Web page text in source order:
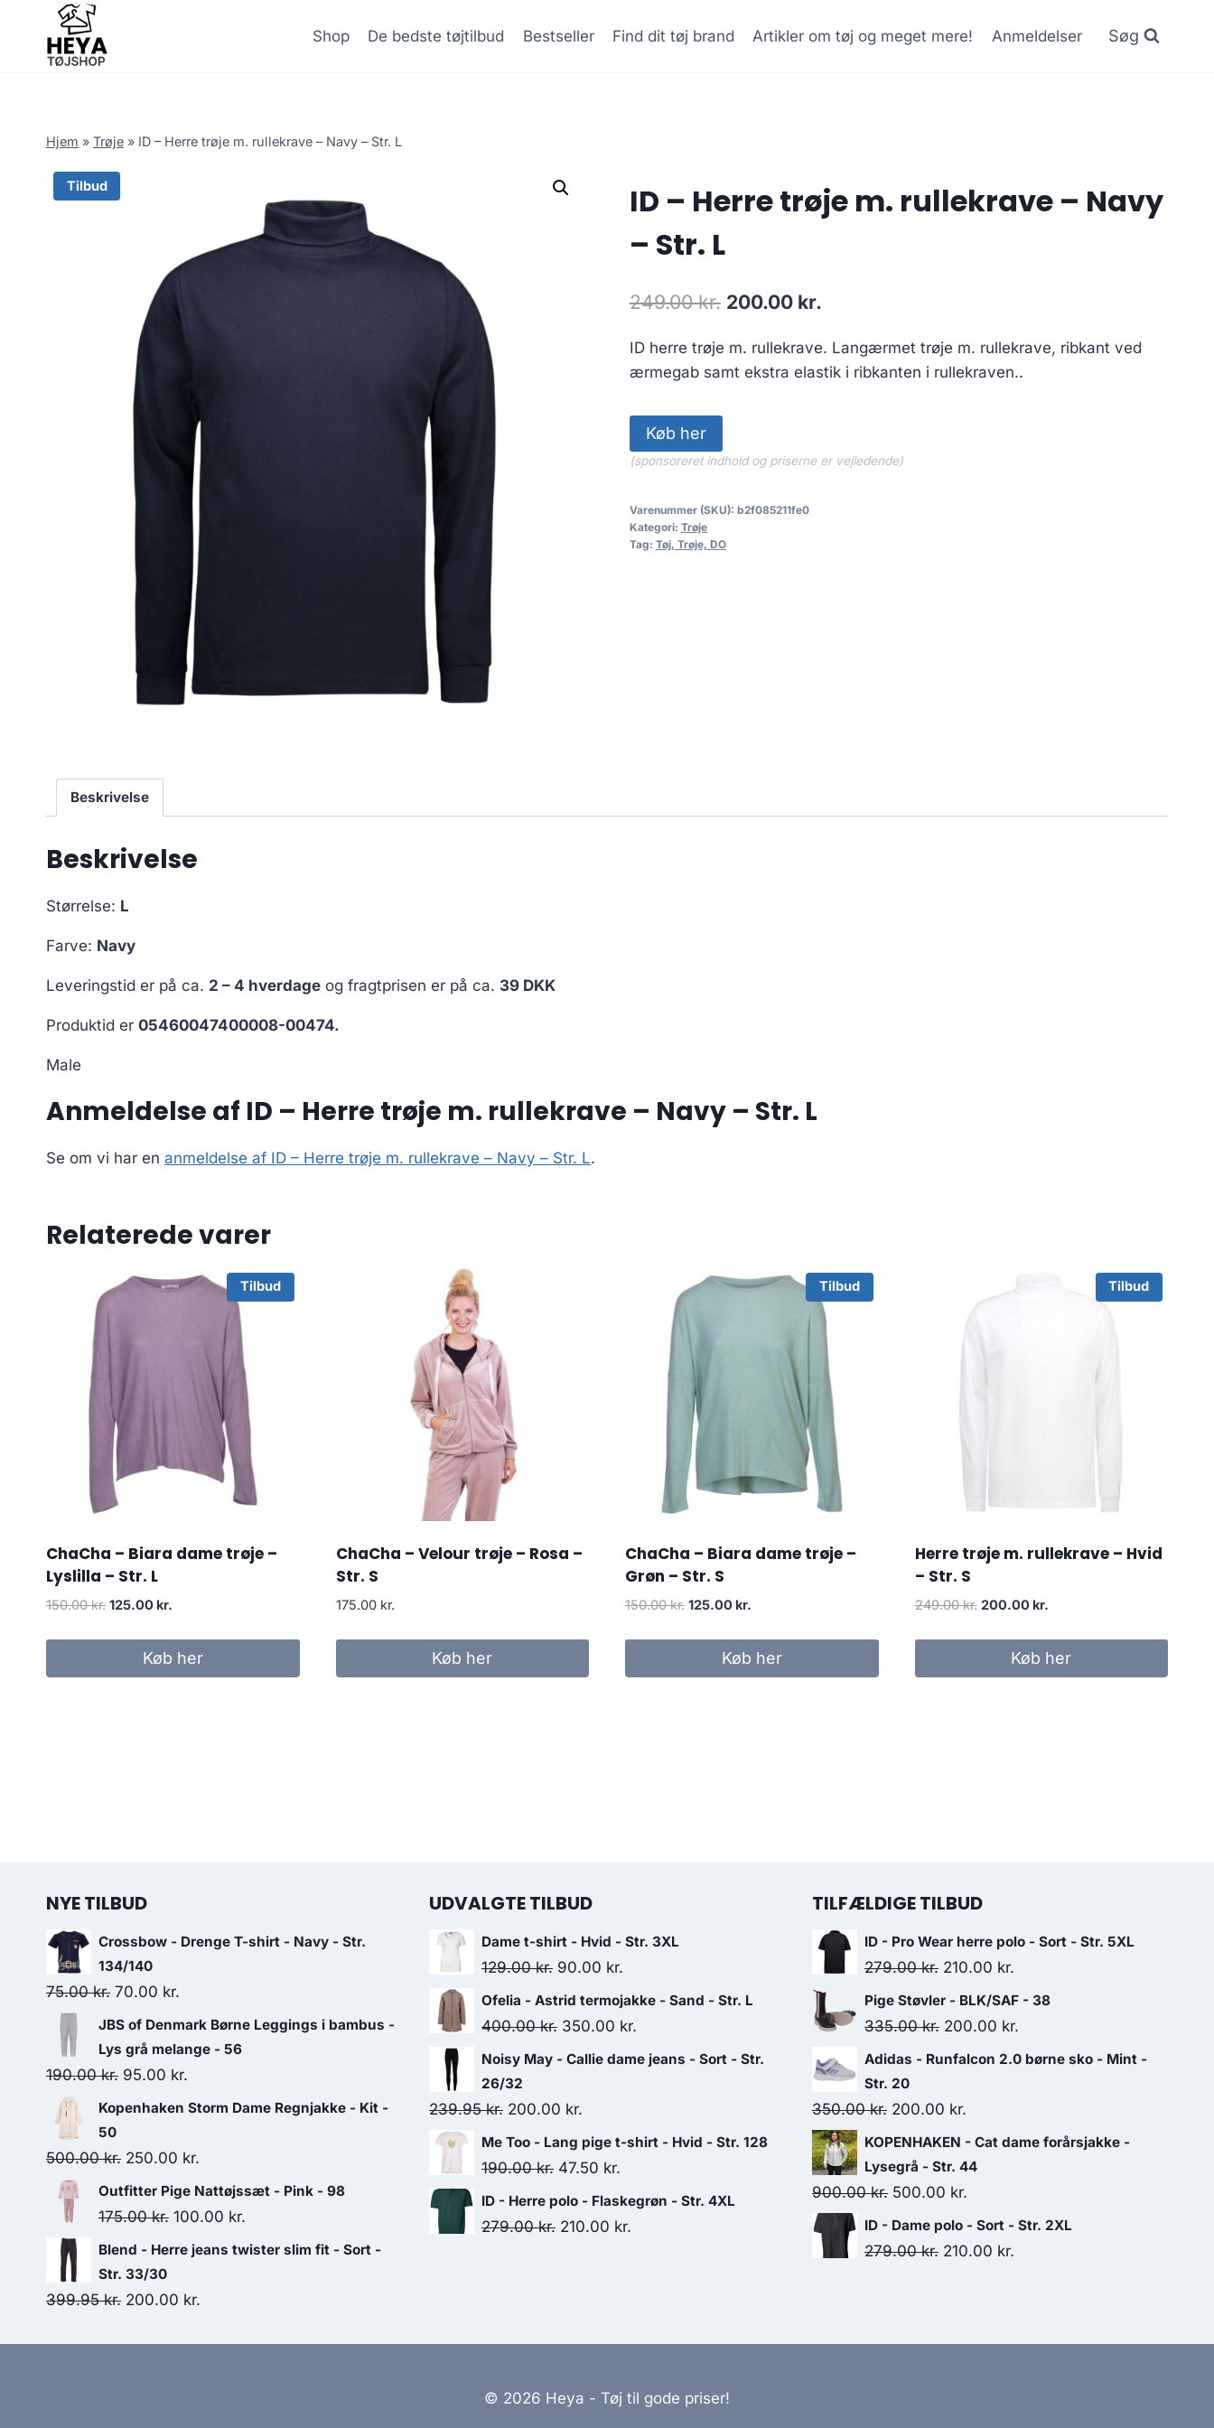
content
Shop De bedste tøjtilbud Bestseller Find dit tøj brand Artikler om tøj og meget mere! Anmeldelser Søg
Hjem » Trøje » ID – Herre trøje m. rullekrave – Navy – Str. L
Tilbud
ID – Herre trøje m. rullekrave – Navy
– Str. L
249.00kr. Original
was:
200.00 kr.
is:
ID herre trøje m. rullekrave. Langærmet trøje m. rullekrave, ribkant ved
ærmegab samt ekstra elastik i ribkanten i rullekraven..
Køb her
(sponsoreret indhold og priserne er vejledende)
Varenummer (SKU): b2f085211fe0
Kategori: Trøje
Tag: Tøj, Trøje, DO
Beskrivelse
Beskrivelse
Størrelse: L
Farve: Navy
Leveringstid er på ca. 2 – 4 hverdage og fragtprisen er på ca. 39 DKK
Produktid er 05460047400008-00474.
Male
Anmeldelse af ID – Herre trøje m. rullekrave – Navy – Str. L
Se om vi har en anmeldelse af ID – Herre trøje m. rullekrave – Navy – Str. L.
Relaterede varer
Tilbud
ChaCha – Biara dame trøje –
Lyslilla – Str. L
150.00kr. Original
150.00 kr..
125.00 kr.
125.00 kr..
Køb her
ChaCha – Velour trøje – Rosa –
Str. S
175.00 kr.
Køb her
Tilbud
ChaCha – Biara dame trøje –
Grøn – Str. S
150.00kr. Original
150.00 kr..
125.00 kr.
125.00 kr..
Køb her
Tilbud
Herre trøje m. rullekrave – Hvid
– Str. S
249.00kr. Original
249.00 kr..
200.00 kr.
200.00 kr..
Køb her
NYE TILBUD
Crossbow - Drenge T-shirt - Navy - Str.
134/140
75.00kr. Original
price
was:
75.00 kr..
70.00 kr.
price
is:
70.00 kr..
JBS of Denmark Børne Leggings i bambus -
Lys grå melange - 56
190.00kr. Original
price
190.00 kr..
95.00 kr.
price
95.00 kr..
Kopenhaken Storm Dame Regnjakke - Kit -
50
500.00kr. Original
price
was:
250.00 kr.
price
is:
Outfitter Pige Nattøjssæt - Pink - 98
175.00kr. Original
price
175.00 kr..
100.00 kr.
price
Blend - Herre jeans twister slim fit - Sort -
Str. 33/30
399.95kr. Original
200.00 kr.
UDVALGTE TILBUD
Dame t-shirt - Hvid - Str. 3XL
129.00kr. Original
price
was:
90.00 kr.
price
is:
Ofelia - Astrid termojakke - Sand - Str. L
400.00kr. Original
price
400.00 kr..
350.00 kr.
price
Noisy May - Callie dame jeans - Sort - Str.
26/32
239.95kr. Original
price
was:
200.00 kr.
price
is:
Me Too - Lang pige t-shirt - Hvid - Str. 128
190.00kr. Original
price
was:
47.50 kr.
price
is:
ID - Herre polo - Flaskegrøn - Str. 4XL
279.00kr. Original
210.00 kr.
TILFÆLDIGE TILBUD
ID - Pro Wear herre polo - Sort - Str. 5XL
279.00kr. Original
price
was:
210.00 kr.
price
is:
Pige Støvler - BLK/SAF - 38
335.00kr. Original
price
335.00 kr..
200.00 kr.
price
Adidas - Runfalcon 2.0 børne sko - Mint -
Str. 20
350.00kr. Original
price
was:
350.00 kr..
200.00 kr.
price
is:
KOPENHAKEN - Cat dame forårsjakke -
Lysegrå - Str. 44
900.00kr. Original
price
was:
500.00 kr.
price
is:
ID - Dame polo - Sort - Str. 2XL
279.00kr. Original
210.00 kr.
© 2026 Heya - Tøj til gode priser!